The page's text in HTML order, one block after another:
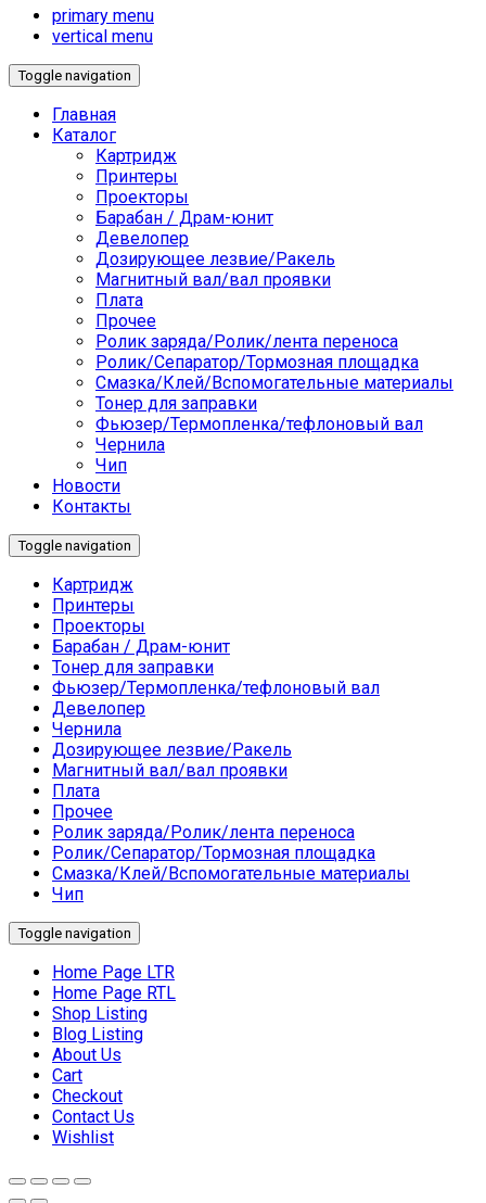
primary menu
vertical menu
Toggle navigation
Главная
Каталог
Картридж
Принтеры
Проекторы
Барабан / Драм-юнит
Девелопер
Дозирующее лезвие/Ракель
Магнитный вал/вал проявки
Плата
Прочее
Ролик заряда/Ролик/лента переноса
Ролик/Сепаратор/Тормозная площадка
Смазка/Клей/Вспомогательные материалы
Тонер для заправки
Фьюзер/Термопленка/тефлоновый вал
Чернила
Чип
Новости
Контакты
Toggle navigation
Картридж
Принтеры
Проекторы
Барабан / Драм-юнит
Тонер для заправки
Фьюзер/Термопленка/тефлоновый вал
Девелопер
Чернила
Дозирующее лезвие/Ракель
Магнитный вал/вал проявки
Плата
Прочее
Ролик заряда/Ролик/лента переноса
Ролик/Сепаратор/Тормозная площадка
Смазка/Клей/Вспомогательные материалы
Чип
Toggle navigation
Home Page LTR
Home Page RTL
Shop Listing
Blog Listing
About Us
Cart
Checkout
Contact Us
Wishlist